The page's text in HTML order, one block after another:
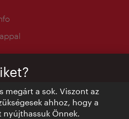
megárt a sok. Viszont az
ahhoz, hogy a
Önnek.